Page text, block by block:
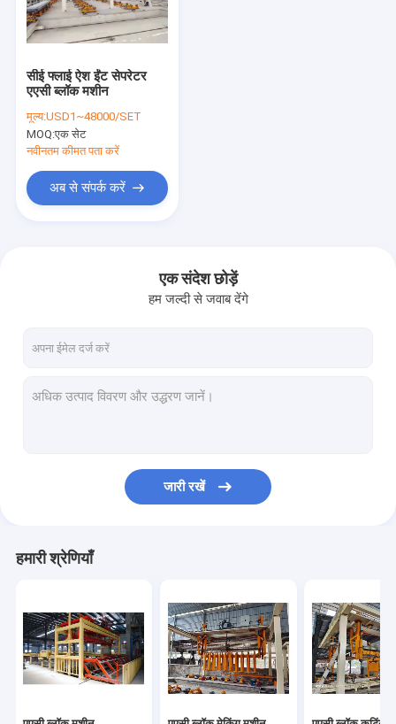
सीई फ्लाई ऐश ईंट सेपरेटर
एएसी ब्लॉक मशीन
मूल्य:USD1~48000/SET
MOQ:एक सेट
नवीनतम कीमत पता करें
अब से संपर्क करें
एक संदेश छोड़ें
हम जल्दी से जवाब देंगे
जारी रखें
हमारी श्रेणियाँ